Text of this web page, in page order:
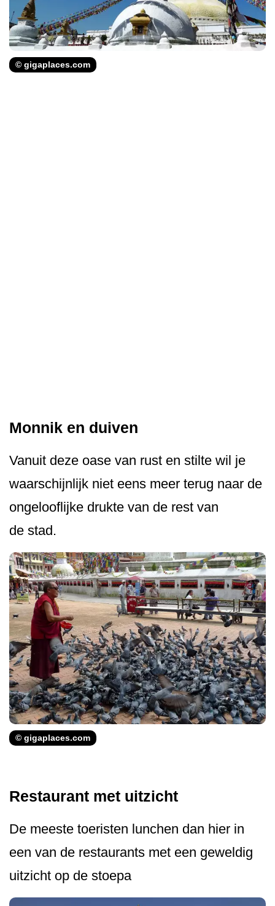
© gigaplaces.com
Monnik en duiven
Vanuit deze oase van rust en stilte wil je
waarschijnlijk niet eens meer terug naar de
ongelooflijke drukte van de rest van
de stad.
© gigaplaces.com
Restaurant met uitzicht
De meeste toeristen lunchen dan hier in
een van de restaurants met een geweldig
uitzicht op de stoepa